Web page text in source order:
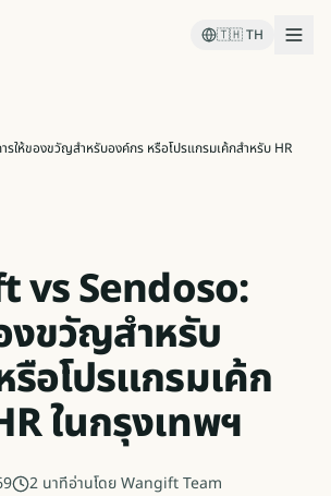
🇹🇭TH
ให้ของขวัญสำหรับองค์กร หรือโปรแกรมเค้กสำหรับ HR
vs Sendoso:
งขวัญสำหรับ
อโปรแกรมเค้ก
ในกรุงเทพฯ
2 นาทีอ่านโดยWangift Team